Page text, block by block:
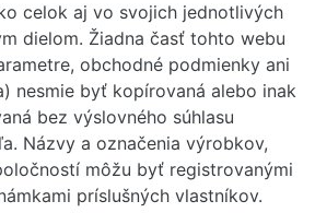
celok aj vo svojich jednotlivých
dielom. Žiadna časť tohto webu
obchodné podmienky ani
nesmie byť kopírovaná alebo inak
bez výslovného súhlasu
Názvy a označenia výrobkov,
môžu byť registrovanými
príslušných vlastníkov.